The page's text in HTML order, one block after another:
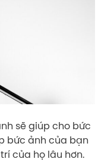
sẽ giúp cho bức
bức ảnh của bạn
của họ lâu hơn.